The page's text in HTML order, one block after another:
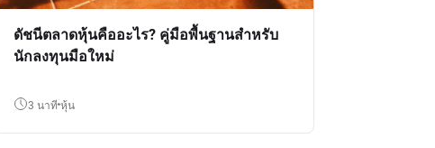
ดัชนีตลาดหุ้นคืออะไร? คู่มือพื้นฐานสำหรับ
นักลงทุนมือใหม่
3 นาที หุ้น